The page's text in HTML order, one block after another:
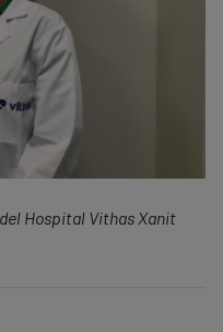
Hospital Vithas Xanit